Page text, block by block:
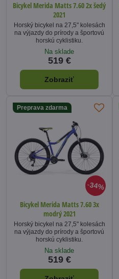
Bicykel Merida Matts 7.60 2x šedý
2021
Horský bicykel na 27,5" kolesách
na výjazdy do prírody a športovú
horskú cyklistiku.
Na sklade
519 €
Zobraziť
34%
Preprava zdarma
Bicykel Merida Matts 7.60 3x
modrý 2021
Horský bicykel na 27,5" kolesách
na výjazdy do prírody a športovú
horskú cyklistiku.
Na sklade
519 €